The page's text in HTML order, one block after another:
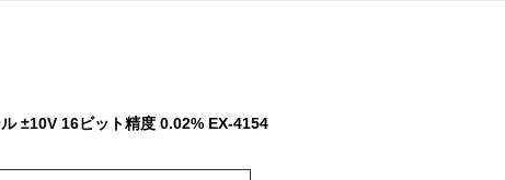
±10V 16ビット精度 0.02% EX-4154